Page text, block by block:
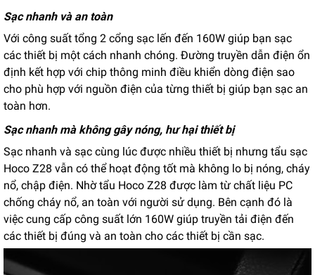
Sạc nhanh và an toàn
Với công suất tổng 2 cổng sạc lến đến 160W giúp bạn sạc
các thiết bị một cách nhanh chóng. Đường truyền dẫn điện ổn
định kết hợp với chip thông minh điều khiển dòng điện sao
cho phù hợp với nguồn điện của từng thiết bị giúp bạn sạc an
toàn hơn.
Sạc nhanh mà không gây nóng, hư hại thiết bị
Sạc nhanh và sạc cùng lúc được nhiều thiết bị nhưng tẩu sạc
Hoco Z28 vẫn có thể hoạt động tốt mà không lo bị nóng, cháy
nổ, chập điện. Nhờ tẩu Hoco Z28 được làm từ chất liệu PC
chống cháy nổ, an toàn với người sử dụng. Bên cạnh đó là
việc cung cấp công suất lớn 160W giúp truyền tải điện đến
các thiết bị đúng và an toàn cho các thiết bị cần sạc.